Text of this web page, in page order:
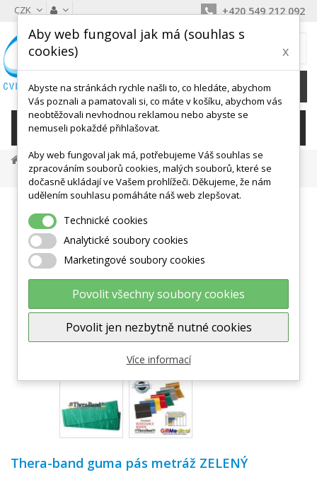
CZK +420 549 212 092
0 Kč
KATEGORIE
Posilování A Fitness
Posilovací Gumy, Lana
Thera-Band Guma Pás Metráž ZELENÝ
Zobrazit větší
Thera-band guma pás metráž ZELENÝ
Aby web fungoval jak má (souhlas s
cookies)
x
Abyste na stránkách rychle našli to, co hledáte, abychom
Vás poznali a pamatovali si, co máte v košíku, abychom vás
neobtěžovali nevhodnou reklamou nebo abyste se
nemuseli pokaždé přihlašovat.
Aby web fungoval jak má, potřebujeme Váš souhlas se
zpracováním souborů cookies, malých souborů, které se
dočasně ukládají ve Vašem prohlížeči. Děkujeme, že nám
udělením souhlasu pomáháte náš web zlepšovat.
Technické cookies
Analytické soubory cookies
Marketingové soubory cookies
Povolit všechny soubory cookies
Povolit jen nezbytně nutné cookies
Více informací